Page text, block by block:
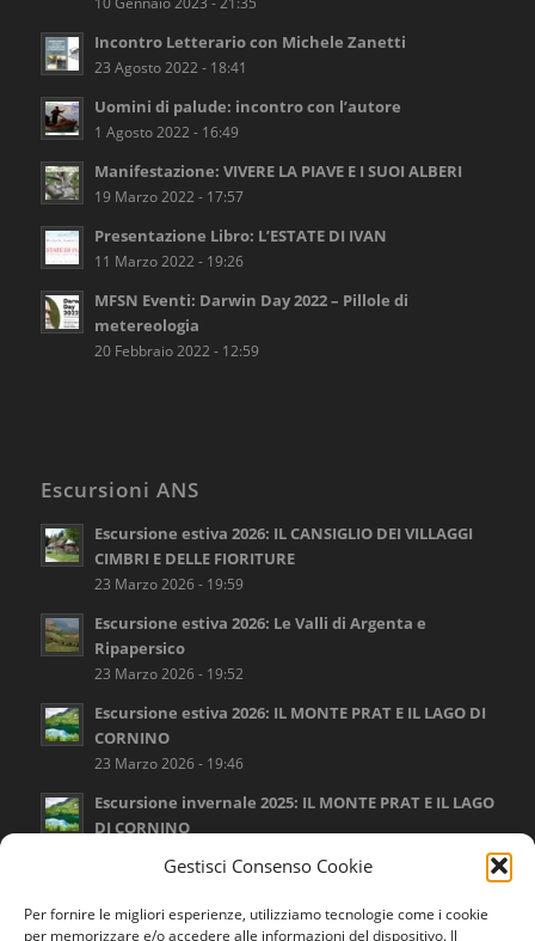
Gestisci Consenso Cookie
Per fornire le migliori esperienze, utilizziamo tecnologie come i cookie
per memorizzare e/o accedere alle informazioni del dispositivo. Il
Incontro Letterario con Michele Zanetti
23 Agosto 2022 - 18:41
Uomini di palude: incontro con l’autore
1 Agosto 2022 - 16:49
Manifestazione: VIVERE LA PIAVE E I SUOI ALBERI
19 Marzo 2022 - 17:57
Presentazione Libro: L’ESTATE DI IVAN
11 Marzo 2022 - 19:26
MFSN Eventi: Darwin Day 2022 – Pillole di
metereologia
20 Febbraio 2022 - 12:59
Escursioni ANS
Escursione estiva 2026: IL CANSIGLIO DEI VILLAGGI
CIMBRI E DELLE FIORITURE
23 Marzo 2026 - 19:59
Escursione estiva 2026: Le Valli di Argenta e
Ripapersico
23 Marzo 2026 - 19:52
Escursione estiva 2026: IL MONTE PRAT E IL LAGO DI
CORNINO
23 Marzo 2026 - 19:46
Escursione invernale 2025: IL MONTE PRAT E IL LAGO
DI CORNINO
DELLA STUA